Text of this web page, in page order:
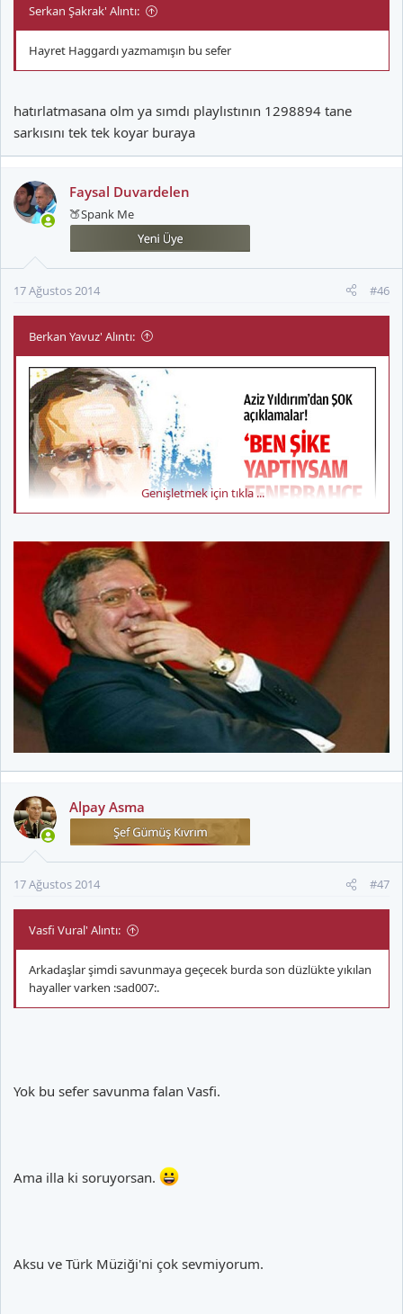
Serkan Şakrak' Alıntı:
Hayret Haggardı yazmamışın bu sefer
hatırlatmasana olm ya sımdı playlıstının 1298894 tane
sarkısını tek tek koyar buraya
Faysal Duvardelen
🍑Spank Me
17 Ağustos 2014 #46
Berkan Yavuz' Alıntı:
Şike GSC için 12 harflidir !!!
Genişletmek için tıkla ...
Alpay Asma
17 Ağustos 2014 #47
Vasfi Vural' Alıntı:
Arkadaşlar şimdi savunmaya geçecek burda son düzlükte yıkılan
hayaller varken :sad007:.
Yok bu sefer savunma falan Vasfi.
Ama illa ki soruyorsan.
Aksu ve Türk Müziği'ni çok sevmiyorum.